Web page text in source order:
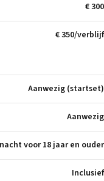
€ 300
€ 350/verblijf
Aanwezig (startset)
Aanwezig
voor 18 jaar en ouder
Inclusief